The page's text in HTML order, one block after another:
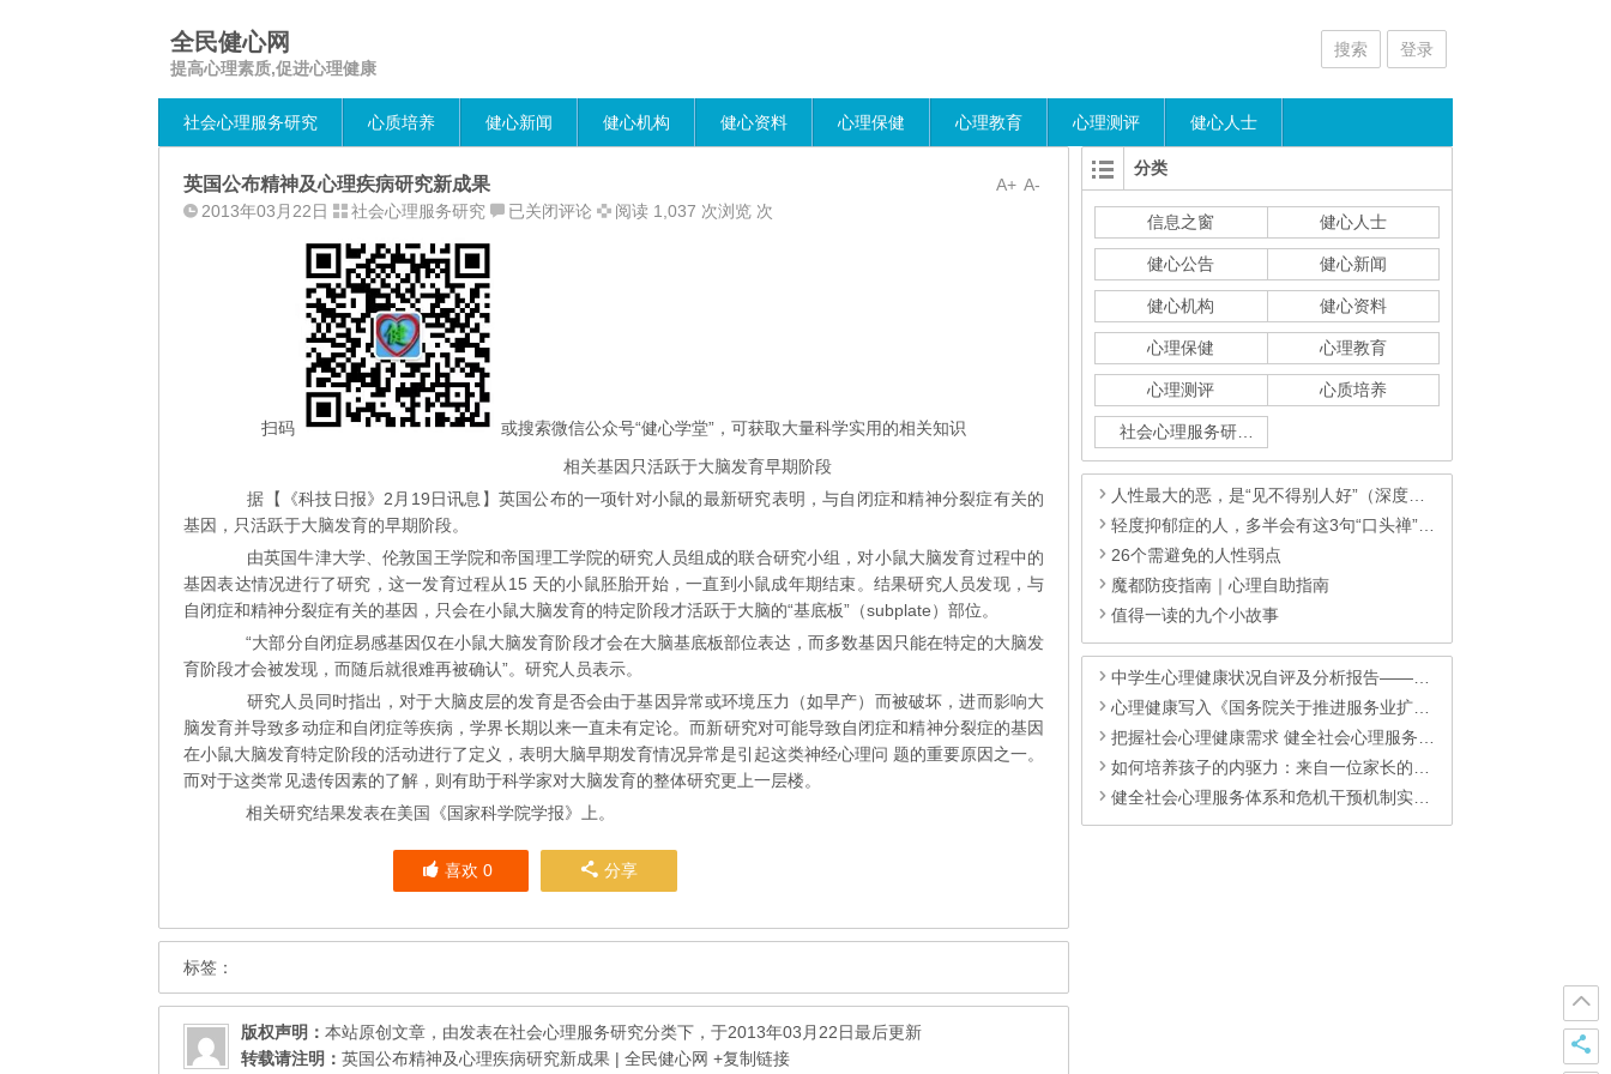
全民健心网
提高心理素质,促进心理健康
搜索 登录
社会心理服务研究 心质培养 健心新闻 健心机构 健心资料 心理保健 心理教育 心理测评 健心人士
A-
A+
英国公布精神及心理疾病研究新成果
2013年03月22日 社会心理服务研究
英
理
研
新
成
果
已关闭评论 阅读 1,037 次浏览 次
扫码
或搜索微信公众号“健心学堂”，可获取大量科学实用的相关知识
相关基因只活跃于大脑发育早期阶段
据【《科技日报》2月19日讯息】英国公布的一项针对小鼠的最新研究表明，与自闭症和精神分裂症有关的
基因，只活跃于大脑发育的早期阶段。
由英国牛津大学、伦敦国王学院和帝国理工学院的研究人员组成的联合研究小组，对小鼠大脑发育过程中的
基因表达情况进行了研究，这一发育过程从15 天的小鼠胚胎开始，一直到小鼠成年期结束。结果研究人员发现，与
自闭症和精神分裂症有关的基因，只会在小鼠大脑发育的特定阶段才活跃于大脑的“基底板”（subplate）部位。
“大部分自闭症易感基因仅在小鼠大脑发育阶段才会在大脑基底板部位表达，而多数基因只能在特定的大脑发
育阶段才会被发现，而随后就很难再被确认”。研究人员表示。
研究人员同时指出，对于大脑皮层的发育是否会由于基因异常或环境压力（如早产）而被破坏，进而影响大
脑发育并导致多动症和自闭症等疾病，学界长期以来一直未有定论。而新研究对可能导致自闭症和精神分裂症的基因
在小鼠大脑发育特定阶段的活动进行了定义，表明大脑早期发育情况异常是引起这类神经心理问 题的重要原因之一。
而对于这类常见遗传因素的了解，则有助于科学家对大脑发育的整体研究更上一层楼。
相关研究结果发表在美国《国家科学院学报》上。
喜欢0 分享
标签：
版权声明： 本站原创文章，由发表在社会心理服务研究分类下，于2013年03月22日最后更新
转载请注明： 英国公布精神及心理疾病研究新成果 | 全民健心网 +复制链接
分类
信息之窗 健心人士
健心公告 健心新闻
健心机构 健心资料
心理保健 心理教育
心理测评 心质培养
人性最大的恶，是“见不得别人好”（深度好文）
轻度抑郁症的人，多半会有这3句“口头禅”，希望你一句都没说过
26个需避免的人性弱点
魔都防疫指南｜心理自助指南
值得一读的九个小故事
中学生心理健康状况自评及分析报告——来自鼎兴高级中学
心理健康写入《国务院关于推进服务业扩能提质的意见》的重大意义
把握社会心理健康需求 健全社会心理服务体系
如何培养孩子的内驱力：来自一位家长的经验
健全社会心理服务体系和危机干预机制实施方案